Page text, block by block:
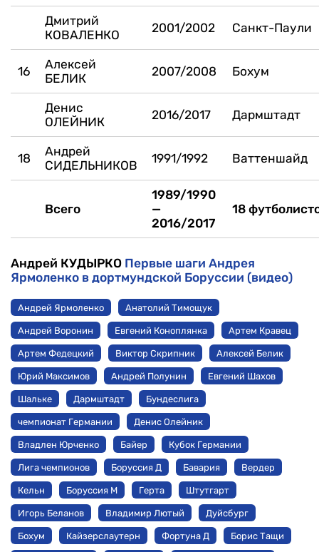
Дмитрий
КОВАЛЕНКО
2001/2002 Санкт-Паули
16
Алексей
БЕЛИК
2007/2008 Бохум
Денис
ОЛЕЙНИК
2016/2017 Дармштадт
18
Андрей
СИДЕЛЬНИКОВ
1991/1992 Ваттеншайд
Всего
1989/1990
—
2016/2017
18
Андрей КУДЫРКО Первые шаги Андрея
Ярмоленко в дортмундской Боруссии (видео)
Андрей Ярмоленко Анатолий Тимощук
Андрей Воронин Евгений Коноплянка Артем Кравец
Артем Федецкий Виктор Скрипник Алексей Белик
Юрий Максимов Андрей Полунин Евгений Шахов
Шальке Дармштадт Бундеслига
чемпионат Германии Денис Олейник
Владлен Юрченко Байер Кубок Германии
Лига чемпионов Боруссия Д Бавария Вердер
Кельн Боруссия М Герта Штутгарт
Игорь Беланов Владимир Лютый Дуйсбург
Бохум Кайзерслаутерн Фортуна Д Борис Тащи